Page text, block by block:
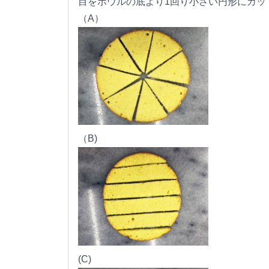
（A）
（B)
(C)